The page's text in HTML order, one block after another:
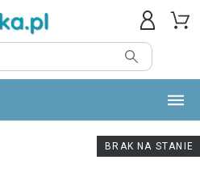
BRAK NA STANIE